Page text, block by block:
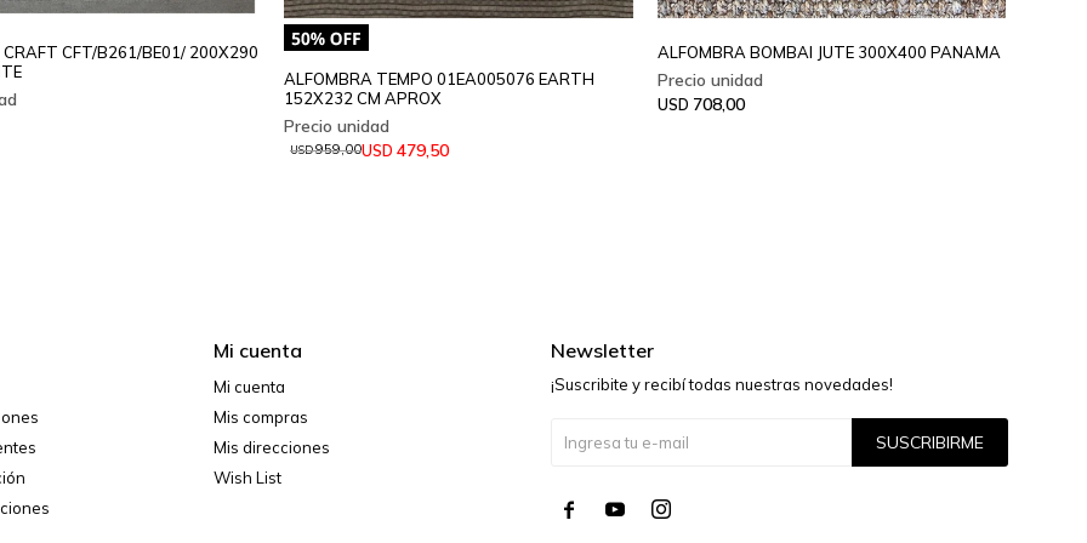
CRAFT CFT/B261/BE01/ 200X290
ALFOMBRA TEMPO 01EA005076 EARTH
152X232 CM APROX
USD 479,50
USD959,00
ALFOMBRA BOMBAI JUTE 300X400 PANAMA
USD 708,00
Mi cuenta
Mi cuenta
Mis compras
Mis direcciones
Wish List
Newsletter
¡Suscribite y recibí todas nuestras novedades!
SUSCRIBIRME
  